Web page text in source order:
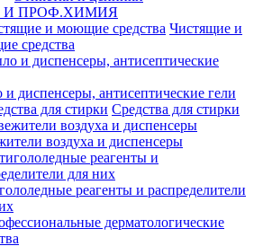
И ПРОФ.ХИМИЯ
Чистящие и
средства
диспенсеры, антисептические гели
Средства для стирки
воздуха и диспенсеры
реагенты и распределители